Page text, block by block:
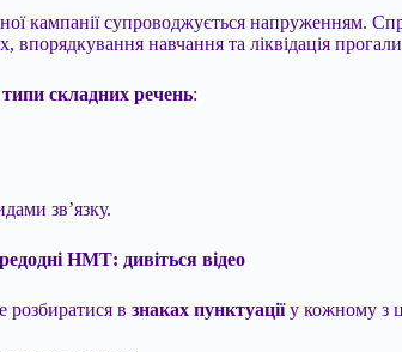
кампанії супроводжується напруженням.
впорядкування навчання та ліквідація
типи складних речень:
зв’язку.
НМТ: дивіться відео
розбиратися в знаках пунктуаціїу кожному з